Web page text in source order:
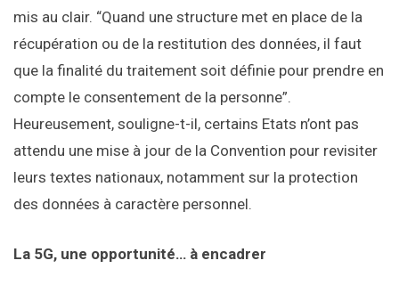
mis au clair. “Quand une structure met en place de la
récupération ou de la restitution des données, il faut
que la finalité du traitement soit définie pour prendre en
compte le consentement de la personne”.
Heureusement, souligne-t-il, certains Etats n’ont pas
attendu une mise à jour de la Convention pour revisiter
leurs textes nationaux, notamment sur la protection
des données à caractère personnel.
La 5G, une opportunité… à encadrer